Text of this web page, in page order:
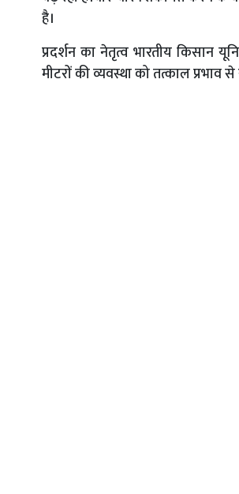
है।
प्रदर्शन का नेतृत्व भारतीय किसान
मीटरों की व्यवस्था को तत्काल